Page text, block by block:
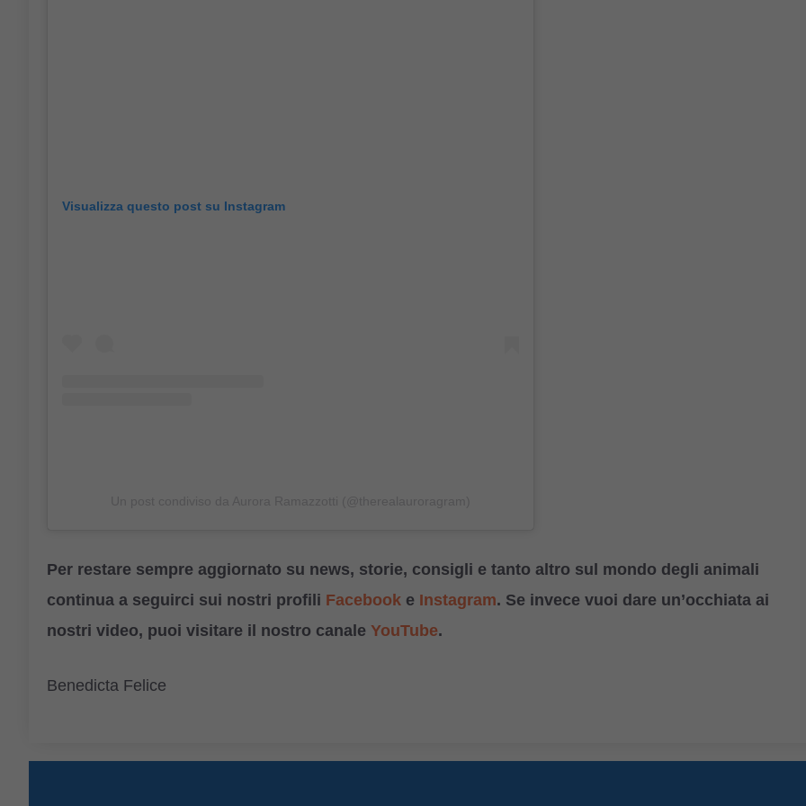
Visualizza questo post su Instagram
Per restare sempre aggiornato su news, storie, consigli e tanto altro sul mondo degli animali
continua a seguirci sui nostri profili Facebook e Instagram. Se invece vuoi dare un’occhiata ai
nostri video, puoi visitare il nostro canale YouTube.
Benedicta Felice